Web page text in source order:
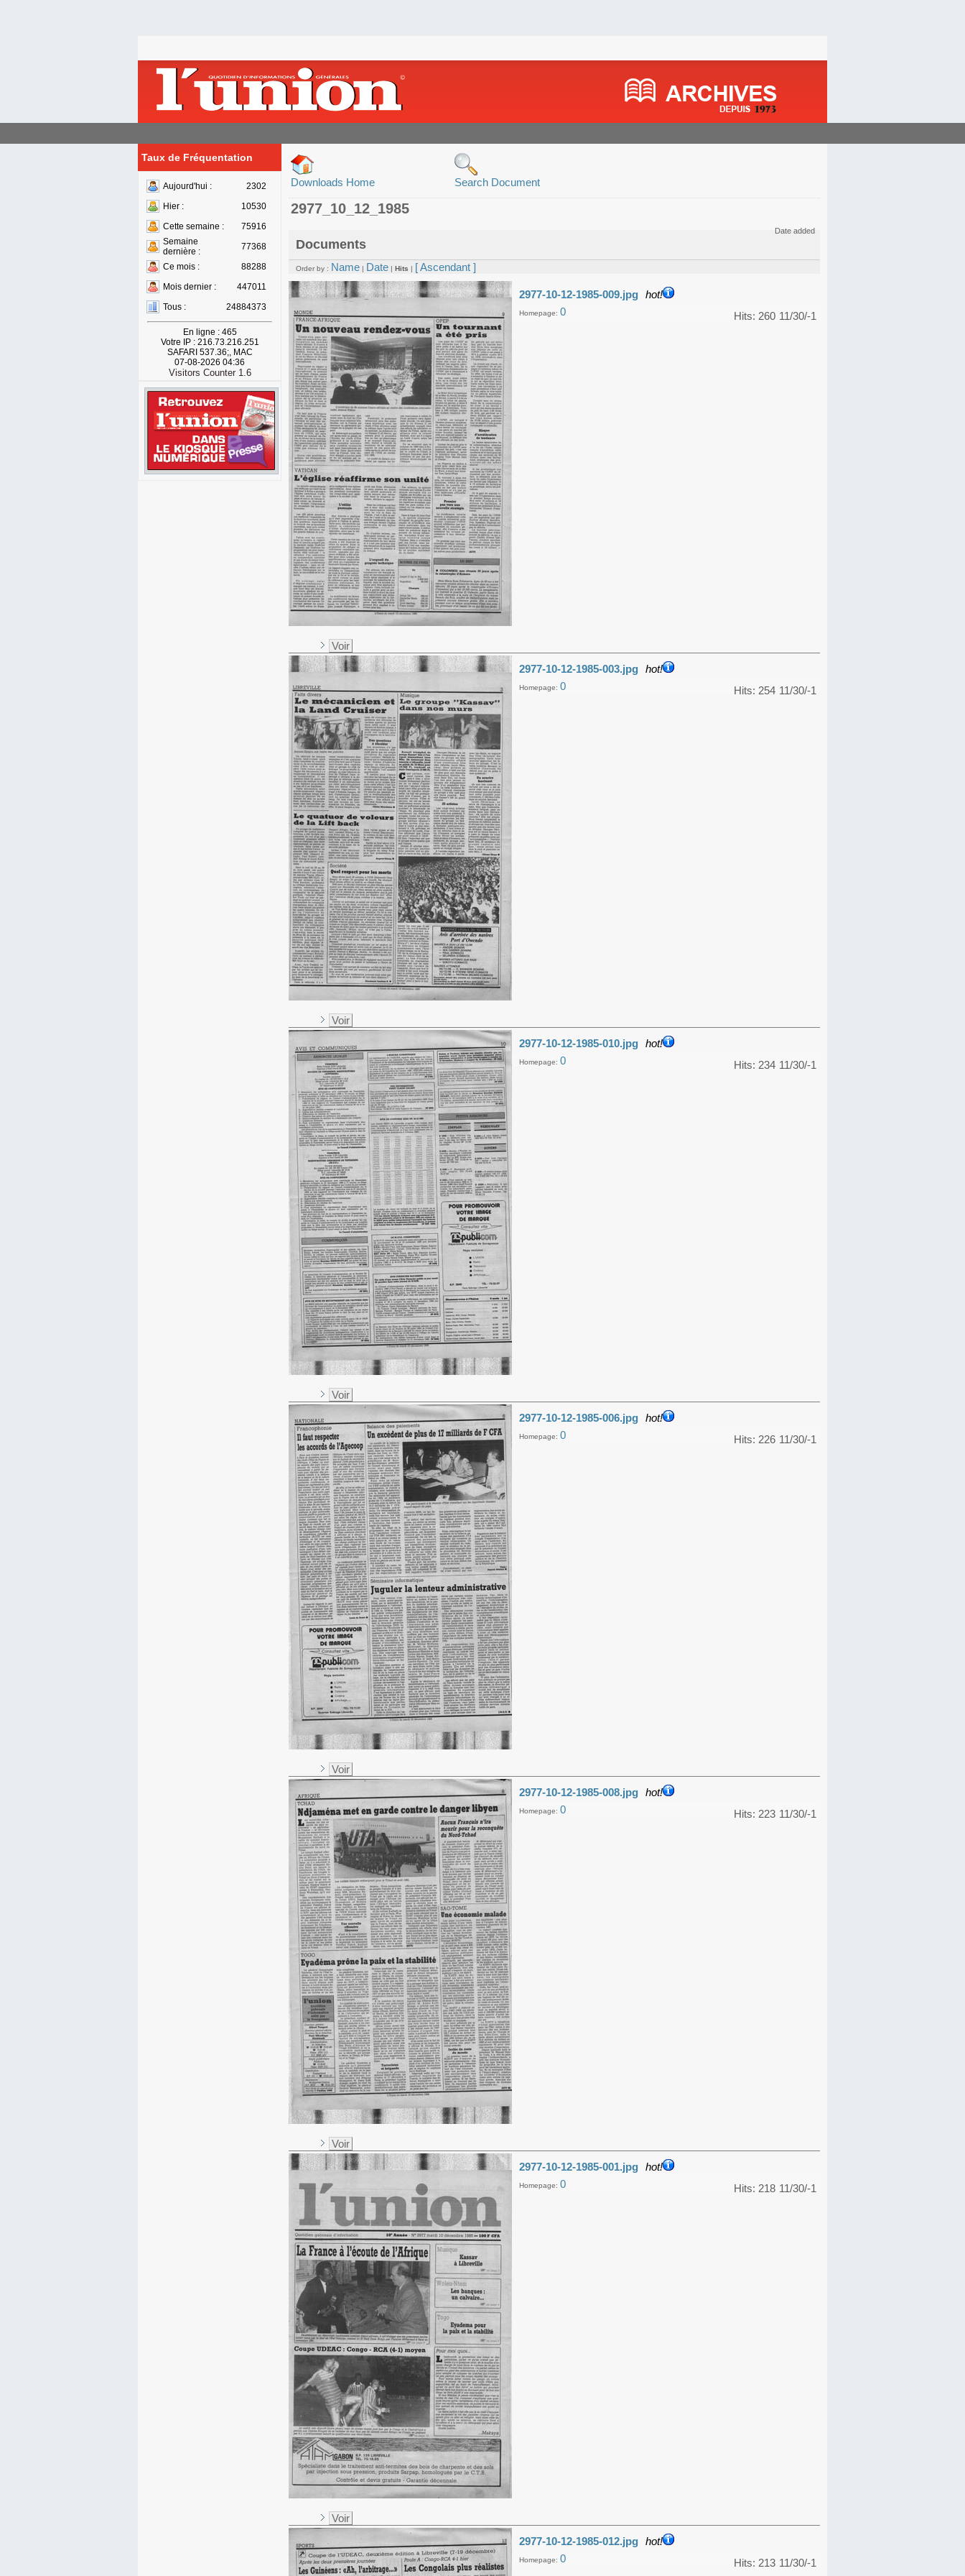
Taux de Fréquentation
Aujourd'hui :
2302
Hier :
10530
Cette semaine :
75916
Semaine
dernière :
77368
Ce mois :
88288
Mois dernier :
447011
Tous :
24884373
En ligne : 465
Votre IP : 216.73.216.251
SAFARI 537.36;, MAC
07-08-2026 04:36
Visitors Counter 1.6
Downloads Home Search Document
2977_10_12_1985
Documents
Date added
Order by : Name | Date | Hits | [ Ascendant ]
2977-10-12-1985-009.jpg hot!
11/30/-1
Hits: 260
Homepage: 0
Voir
2977-10-12-1985-003.jpg hot!
11/30/-1
Hits: 254
Homepage: 0
Voir
2977-10-12-1985-010.jpg hot!
11/30/-1
Hits: 234
Homepage: 0
Voir
2977-10-12-1985-006.jpg hot!
11/30/-1
Hits: 226
Homepage: 0
Voir
2977-10-12-1985-008.jpg hot!
11/30/-1
Hits: 223
Homepage: 0
Voir
2977-10-12-1985-001.jpg hot!
11/30/-1
Hits: 218
Homepage: 0
Voir
2977-10-12-1985-012.jpg hot!
11/30/-1
Hits: 213
Homepage: 0